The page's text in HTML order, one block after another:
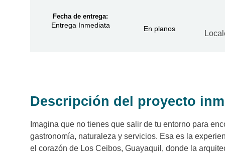
Fecha de entrega:
Entrega Inmediata En planos
Descripción del proyecto
Imagina que no tienes que salir de tu entorno para
gastronomía, naturaleza y servicios. Esa es la
el corazón de Los Ceibos, Guayaquil, donde la